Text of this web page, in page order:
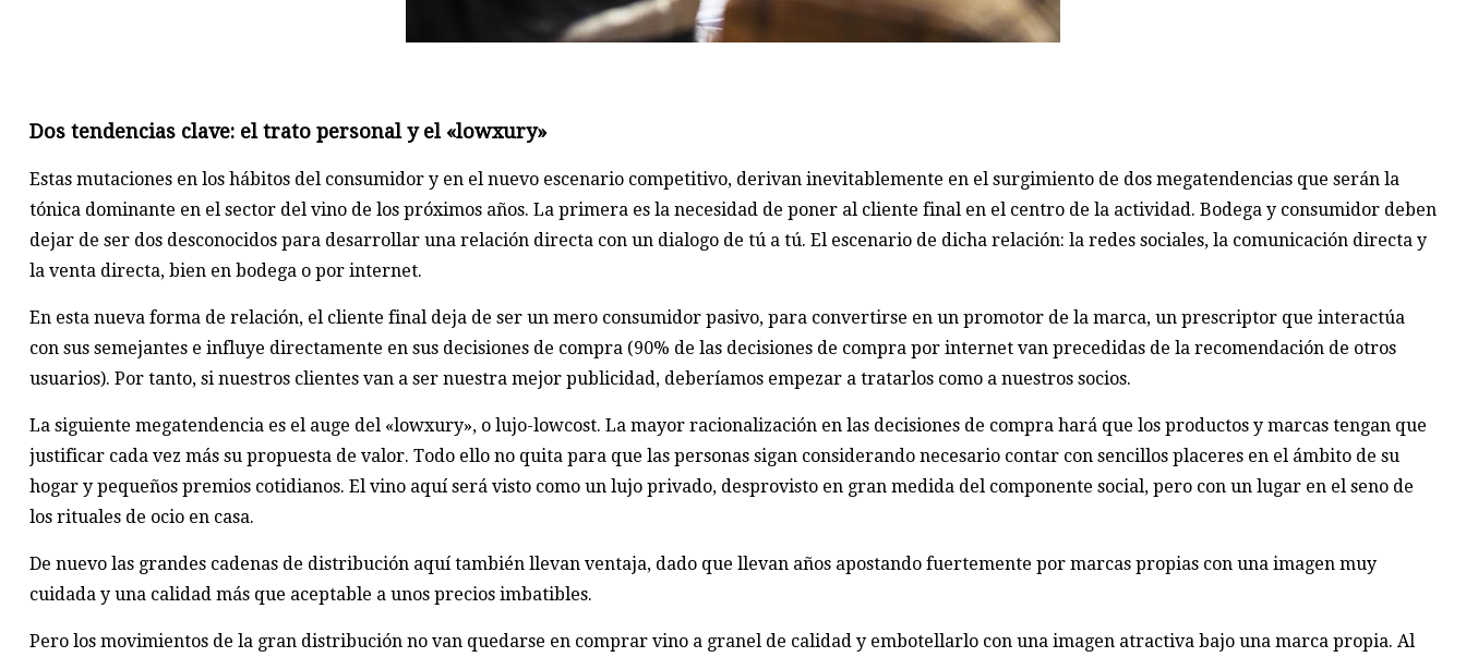
Dos tendencias clave: el trato personal y el «lowxury»
Estas mutaciones en los hábitos del consumidor y en el nuevo escenario competitivo, derivan inevitablemente en el surgimiento de dos megatendencias que serán la
tónica dominante en el sector del vino de los próximos años. La primera es la necesidad de poner al cliente final en el centro de la actividad. Bodega y consumidor deben
dejar de ser dos desconocidos para desarrollar una relación directa con un dialogo de tú a tú. El escenario de dicha relación: la redes sociales, la comunicación directa y
la venta directa, bien en bodega o por internet.
En esta nueva forma de relación, el cliente final deja de ser un mero consumidor pasivo, para convertirse en un promotor de la marca, un prescriptor que interactúa
con sus semejantes e influye directamente en sus decisiones de compra (90% de las decisiones de compra por internet van precedidas de la recomendación de otros
usuarios). Por tanto, si nuestros clientes van a ser nuestra mejor publicidad, deberíamos empezar a tratarlos como a nuestros socios.
La siguiente megatendencia es el auge del «lowxury», o lujo-lowcost. La mayor racionalización en las decisiones de compra hará que los productos y marcas tengan que
justificar cada vez más su propuesta de valor. Todo ello no quita para que las personas sigan considerando necesario contar con sencillos placeres en el ámbito de su
hogar y pequeños premios cotidianos. El vino aquí será visto como un lujo privado, desprovisto en gran medida del componente social, pero con un lugar en el seno de
los rituales de ocio en casa.
De nuevo las grandes cadenas de distribución aquí también llevan ventaja, dado que llevan años apostando fuertemente por marcas propias con una imagen muy
cuidada y una calidad más que aceptable a unos precios imbatibles.
Pero los movimientos de la gran distribución no van quedarse en comprar vino a granel de calidad y embotellarlo con una imagen atractiva bajo una marca propia. Al